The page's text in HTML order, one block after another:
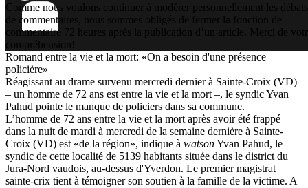
Comme nous voulons continuer à modérer personnellement les débats
de commentaires, nous sommes obligés de fermer la fonction de
commentaire 72 heures après la publication d’un article. Merci de
compréhension!
Romand entre la vie et la mort: «On a besoin d'une présence
policière»
Réagissant au drame survenu mercredi dernier à Sainte-Croix (VD)
– un homme de 72 ans est entre la vie et la mort –, le syndic Yvan
Pahud pointe le manque de policiers dans sa commune.
L’homme de 72 ans entre la vie et la mort après avoir été frappé
dans la nuit de mardi à mercredi de la semaine dernière à Sainte-
Croix (VD) est «de la région», indique à watsonYvan Pahud, le
syndic de cette localité de 5139 habitants située dans le district du
Jura-Nord vaudois, au-dessus d'Yverdon. Le premier magistrat
sainte-crix tient à témoigner son soutien à la famille de la victime. A